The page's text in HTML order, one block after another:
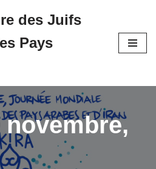
des Juifs
Pays
novembre,